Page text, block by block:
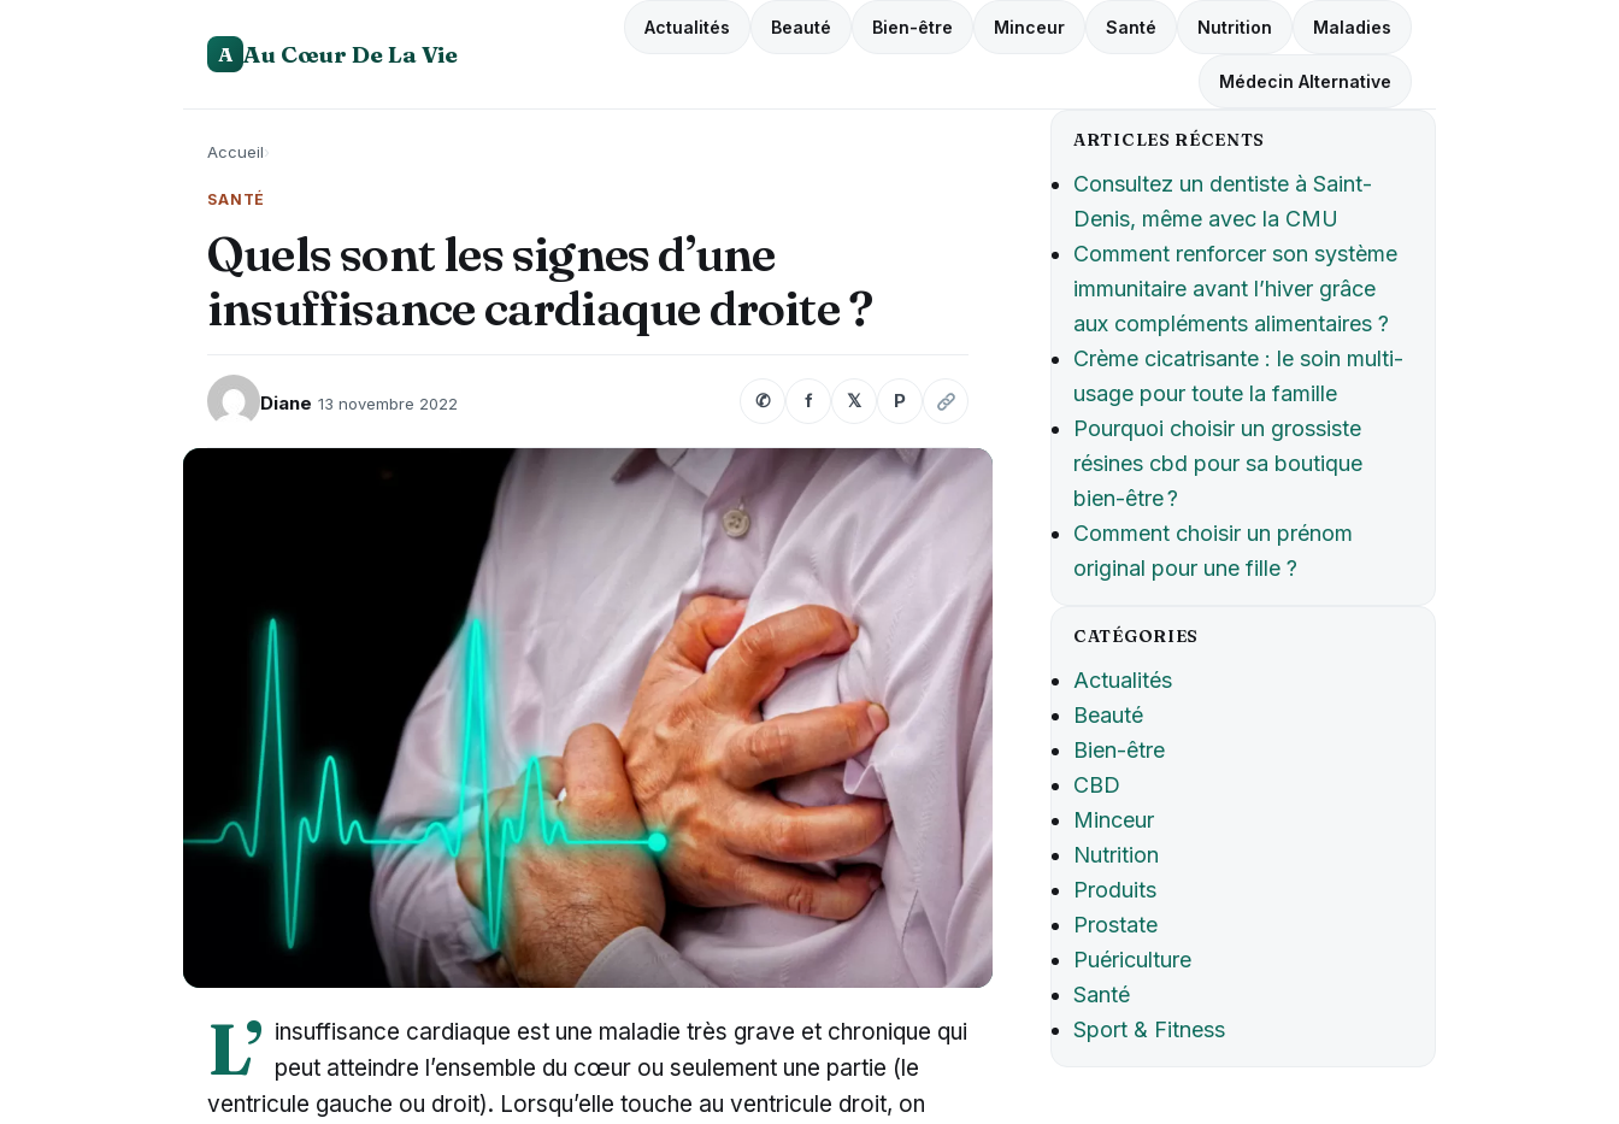
A Au Cœur De La Vie
Actualités Beauté Bien-être Minceur Santé Nutrition Maladies
Médecin Alternative
Accueil›
SANTÉ
Quels sont les signes d’une
insuffisance cardiaque droite ?
Diane 13 novembre 2022 ✆ f 𝕏 P
L’ insuffisance cardiaque est une maladie très grave et chronique qui
peut atteindre l’ensemble du cœur ou seulement une partie (le
ventricule gauche ou droit). Lorsqu’elle touche au ventricule droit, on
ARTICLES RÉCENTS
Consultez un dentiste à Saint-
Denis, même avec la CMU
Comment renforcer son système
immunitaire avant l’hiver grâce
aux compléments alimentaires ?
Crème cicatrisante : le soin multi-
usage pour toute la famille
Pourquoi choisir un grossiste
résines cbd pour sa boutique
bien-être ?
Comment choisir un prénom
original pour une fille ?
CATÉGORIES
Actualités
Beauté
Bien-être
CBD
Minceur
Nutrition
Produits
Prostate
Puériculture
Santé
Sport & Fitness